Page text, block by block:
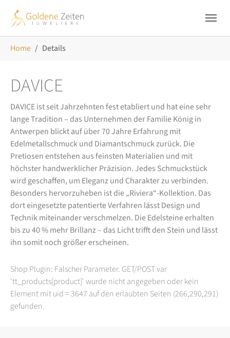
Home Details
DAVICE
DAVICE ist seit Jahrzehnten fest etabliert und hat eine sehr
lange Tradition – das Unternehmen der Familie König in
Antwerpen blickt auf über 70 Jahre Erfahrung mit
Edelmetallschmuck und Diamantschmuck zurück. Die
Pretiosen entstehen aus feinsten Materialien und mit
höchster handwerklicher Präzision. Jedes Schmuckstück
wird geschaffen, um Eleganz und Charakter zu verbinden.
Besonders hervorzuheben ist die „Riviera“-Kollektion. Das
dort eingesetzte patentierte Verfahren lässt Design und
Technik miteinander verschmelzen. Die Edelsteine erhalten
bis zu 40 % mehr Brillanz – das Licht trifft den Stein und lässt
ihn somit noch größer erscheinen.
Shop Plugin: Falscher Parameter. GET/POST var
'tt_products[product]' wurde nicht angegeben oder kein
Element mit uid = 3647 auf den erlaubten Seiten (266,290,291)
gefunden.